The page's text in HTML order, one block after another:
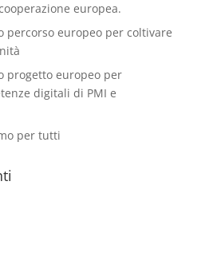
europea.
percorso europeo per coltivare
progetto europeo per
digitali di PMI e
per tutti